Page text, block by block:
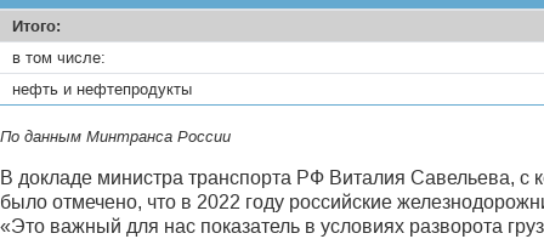
Итого:
в том числе:
нефть и нефтепродукты
По данным Минтранса России
В докладе министра транспорта РФ Виталия Савелье­ва, с
было отмечено, что в 2022 году российские
«Это важный для нас показатель в условиях разворота